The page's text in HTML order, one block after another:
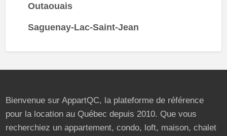
Outaouais
Saguenay-Lac-Saint-Jean
Bienvenue sur AppartQC, la plateforme de référence
pour la location au Québec depuis 2010. Que vous
recherchiez un appartement, condo, loft, maison, chalet